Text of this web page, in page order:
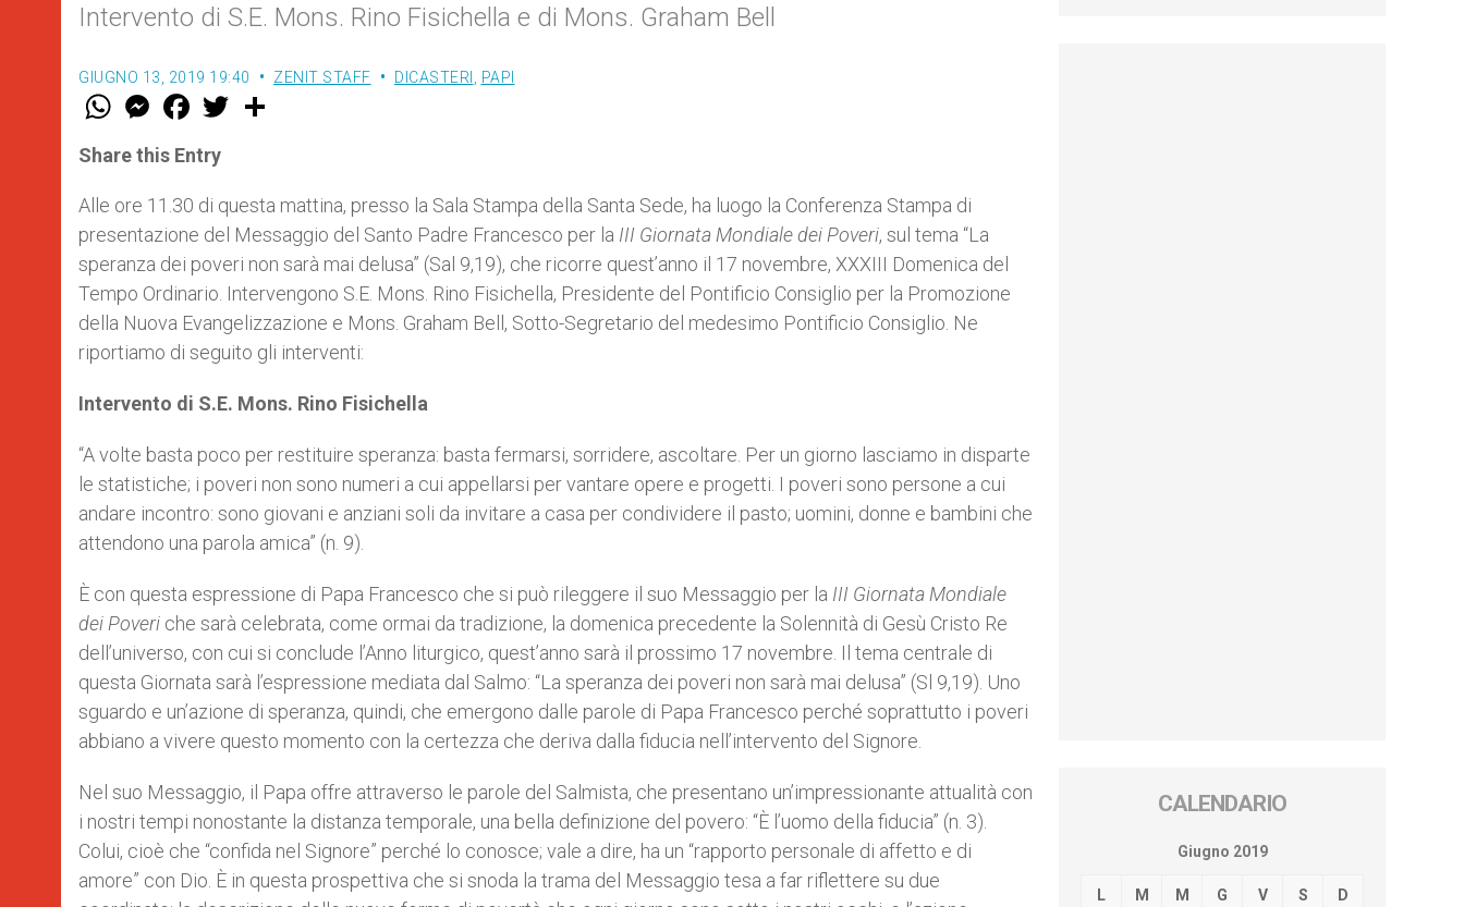
Intervento di S.E. Mons. Rino Fisichella e di Mons. Graham Bell
GIUGNO 13, 2019 19:40 ZENIT STAFF DICASTERI PAPI
W
t
s
p
p
M
e
s
e
g
e
r
F
a
e
b
o
k
w
r
Share this Entry
Alle ore 11.30 di questa mattina, presso la Sala Stampa della Santa Sede, ha luogo la Conferenza Stampa di
presentazione del Messaggio del Santo Padre Francesco per la III Giornata Mondiale dei Poveri, sul tema “La
speranza dei poveri non sarà mai delusa” (Sal 9,19), che ricorre quest’anno il 17 novembre, XXXIII Domenica del
Tempo Ordinario. Intervengono S.E. Mons. Rino Fisichella, Presidente del Pontificio Consiglio per la Promozione
della Nuova Evangelizzazione e Mons. Graham Bell, Sotto-Segretario del medesimo Pontificio Consiglio. Ne
riportiamo di seguito gli interventi:
Intervento di S.E. Mons. Rino Fisichella
“A volte basta poco per restituire speranza: basta fermarsi, sorridere, ascoltare. Per un giorno lasciamo in disparte
le statistiche; i poveri non sono numeri a cui appellarsi per vantare opere e progetti. I poveri sono persone a cui
andare incontro: sono giovani e anziani soli da invitare a casa per condividere il pasto; uomini, donne e bambini che
attendono una parola amica” (n. 9).
È con questa espressione di Papa Francesco che si può rileggere il suo Messaggio per la III Giornata Mondiale
dei Poveri che sarà celebrata, come ormai da tradizione, la domenica precedente la Solennità di Gesù Cristo Re
dell’universo, con cui si conclude l’Anno liturgico, quest’anno sarà il prossimo 17 novembre. Il tema centrale di
questa Giornata sarà l’espressione mediata dal Salmo: “La speranza dei poveri non sarà mai delusa” (Sl 9,19). Uno
sguardo e un’azione di speranza, quindi, che emergono dalle parole di Papa Francesco perché soprattutto i poveri
abbiano a vivere questo momento con la certezza che deriva dalla fiducia nell’intervento del Signore.
Nel suo Messaggio, il Papa offre attraverso le parole del Salmista, che presentano un’impressionante attualità con
i nostri tempi nonostante la distanza temporale, una bella definizione del povero: “È l’uomo della fiducia” (n. 3).
Colui, cioè che “confida nel Signore” perché lo conosce; vale a dire, ha un “rapporto personale di affetto e di
amore” con Dio. È in questa prospettiva che si snoda la trama del Messaggio tesa a far riflettere su due
CALENDARIO
Giugno 2019
L M M G V S D